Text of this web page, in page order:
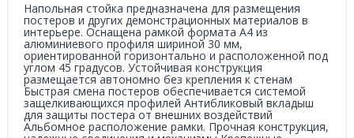
Напольная стойка предназначена для размещения
постеров и других демонстрационных материалов в
интерьере. Оснащена рамкой формата А4 из
алюминиевого профиля шириной 30 мм,
ориентированной горизонтально и расположенной под
углом 45 градусов. Устойчивая конструкция
размещается автономно без крепления к стенам
Быстрая смена постеров обеспечивается системой
защелкивающихся профилей Антибликовый вкладыш
для защиты постера от внешних воздействий
Альбомное расположение рамки. Прочная конструкция,